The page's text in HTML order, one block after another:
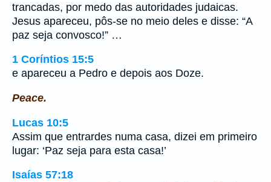
trancadas, por medo das autoridades judaicas.
Jesus apareceu, pôs-se no meio deles e disse: “A
paz seja convosco!” …
1 Coríntios 15:5
e apareceu a Pedro e depois aos Doze.
Peace.
Lucas 10:5
Assim que entrardes numa casa, dizei em primeiro
lugar: ‘Paz seja para esta casa!’
Isaías 57:18